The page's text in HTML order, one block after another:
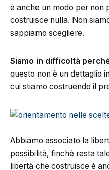
è anche un modo per non
costruisce nulla. Non
sappiamo scegliere.
Siamo in difficoltà
questo non è un dettaglio
cui stiamo costruendo il
Abbiamo associato la
possibilità, finché resta
libertà che costruisce è